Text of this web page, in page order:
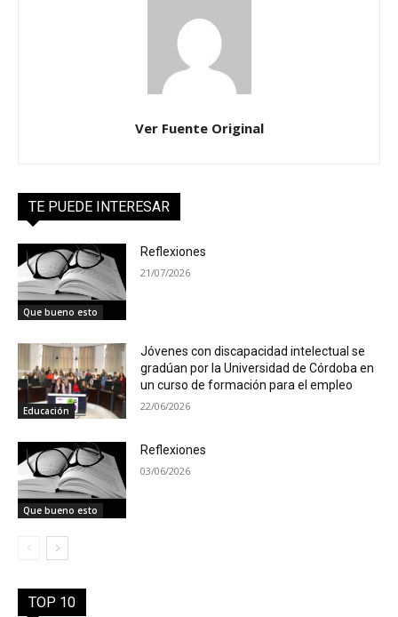
Ver Fuente Original
TE PUEDE INTERESAR
Que bueno esto
Reflexiones
21/07/2026
Educación
Jóvenes con discapacidad intelectual se
gradúan por la Universidad de Córdoba en
un curso de formación para el empleo
22/06/2026
Que bueno esto
Reflexiones
03/06/2026
TOP 10